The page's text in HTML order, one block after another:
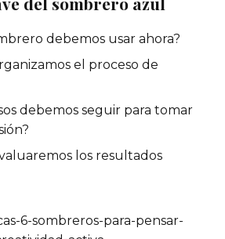
debemos usar ahora?
el proceso de
debemos seguir para tomar
los resultados